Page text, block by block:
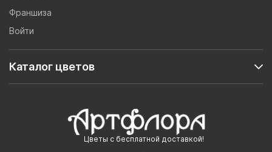
Цветы с бесплатной доставкой!
Франшиза
Войти
Каталог цветов